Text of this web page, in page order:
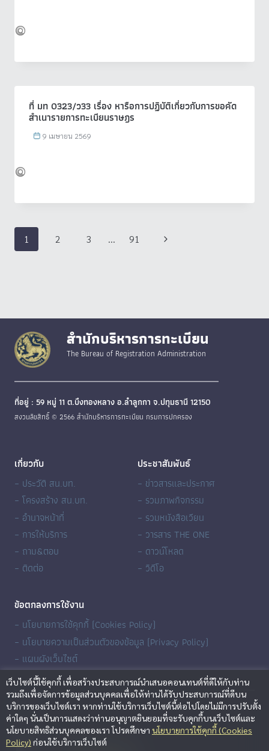
ที่ มท 0323/ว33 เรื่อง หารือการปฏิบัติเกี่ยวกับการขอคัด
สำเนารายการทะเบียนราษฎร
9 เมษายน 2569
Page
navigation
1 2 3 … 91
Next
สำนักบริหารการทะเบียน
The Bureau of Registration Administration
ที่อยู่ : 59 หมู่ 11 ต.บึงทองหลาง อ.ลำลูกกา จ.ปทุมธานี 12150
สงวนลิขสิทธิ์ © 2566 สำนักบริหารการทะเบียน กรมการปกครอง
เกี่ยวกับ
– ประวัติ สน.บท.
– โครงสร้าง สน.บท.
– อำนาจหน้าที่
– การให้บริการ
– ถาม&ตอบ
– ติดต่อ
ประชาสัมพันธ์
– ข่าวสารและประกาศ
– รวมภาพกิจกรรม
– รวมหนังสือเวียน
– วารสาร THE ONE
– ดาวน์โหลด
– วิดีโอ
ข้อตกลงการใช้งาน
– นโยบายการใช้คุกกี้ (Cookies Policy)
– นโยบายความเป็นส่วนตัวของข้อมูล (Privacy Policy)
– แผนผังเว็บไซต์
เว็บไซต์นี้ใช้คุกกี้ เพื่อสร้างประสบการณ์นำเสนอคอนเทนต์ที่ดีให้กับท่าน
รวมถึงเพื่อจัดการข้อมูลส่วนบุคคลเพื่อให้ท่านได้รับประสบการณ์ที่ดีบน
บริการของเว็บไซต์เรา หากท่านใช้บริการเว็บไซต์นี้ต่อไปโดยไม่มีการปรับตั้ง
ค่าใดๆ นั่นเป็นการแสดงว่าท่านอนุญาตยินยอมที่จะรับคุกกี้บนเว็บไซต์และ
นโยบายสิทธิส่วนบุคคลของเรา โปรดศึกษา นโยบายการใช้คุกกี้ (Cookies
Policy) ก่อนใช้บริการเว็บไซต์